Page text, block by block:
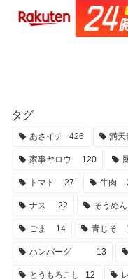
タグ
あさイチ 426 満天
家事ヤロウ 120
トマト 27 牛肉
ナス 22 そうめん
ごま 14 青じそ
ハンバーグ 13
とうもろこし 12